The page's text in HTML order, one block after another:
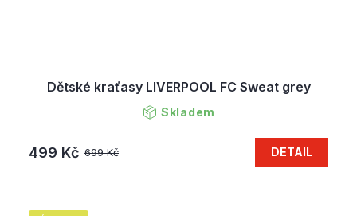
Dětské kraťasy LIVERPOOL FC Sweat grey
Skladem
699 Kč
499 Kč DETAIL